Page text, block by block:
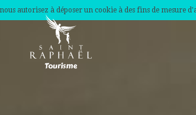
autorisez à déposer un cookie à des fins de mesure